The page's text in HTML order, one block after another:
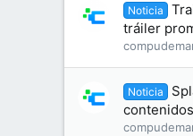
Noticia
tráiler
Noticia
contenidos